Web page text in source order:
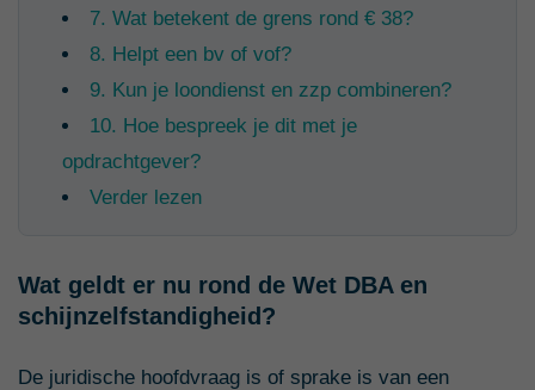
7. Wat betekent de grens rond € 38?
8. Helpt een bv of vof?
9. Kun je loondienst en zzp combineren?
10. Hoe bespreek je dit met je
opdrachtgever?
Verder lezen
Wat geldt er nu rond de Wet DBA en
schijnzelfstandigheid?
De juridische hoofdvraag is of sprake is van een